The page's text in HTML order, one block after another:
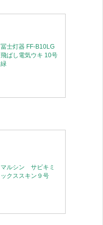
冨士灯器 FF-B10LG
飛ばし電気ウキ 10号
緑
マルシン サビキミ
ックススキン９号